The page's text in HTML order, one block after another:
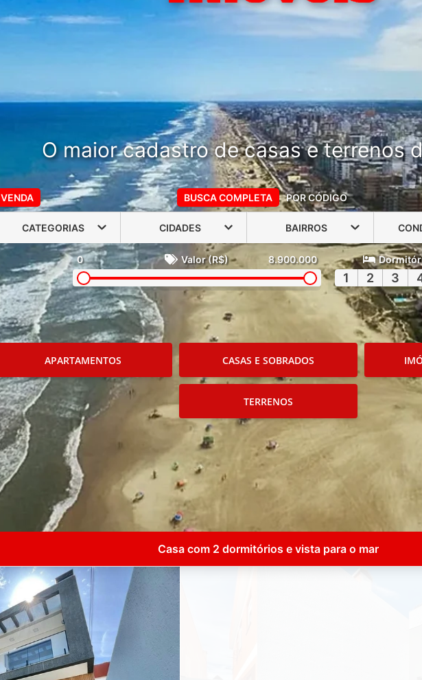
O maior cadastro de casas e terrenos
VENDA BUSCA COMPLETA POR CÓDIGO
CATEGORIAS CIDADES BAIRROS
0 Valor (R$) 8.900.000
1 2 3
APARTAMENTOS CASAS E SOBRADOS
TERRENOS
Casa com 2 dormitórios e vista para o mar